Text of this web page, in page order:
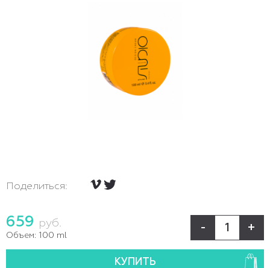
Поделиться:
659 руб.
Объем: 100 ml
- +
КУПИТЬ